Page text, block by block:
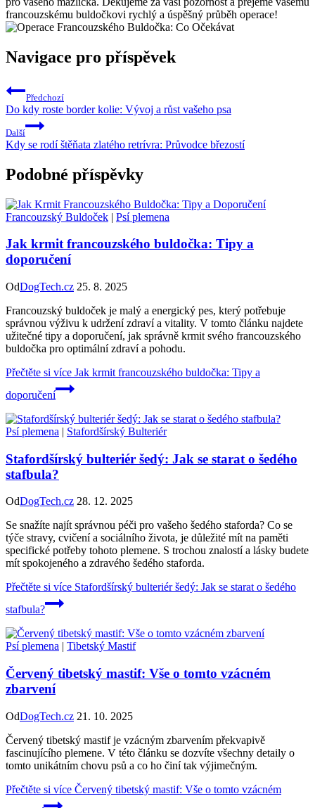
francouzskému buldočkovi rychlý a úspěšný průběh operace!
Navigace pro příspěvek
Předchozí
Do kdy roste border kolie: Vývoj a růst vašeho psa
Další
Kdy se rodí štěňata zlatého retrívra: Průvodce březostí
Podobné příspěvky
Francouzský Buldoček | Psí plemena
Jak krmit francouzského buldočka: Tipy a
doporučení
OdDogTech.cz 25. 8. 2025
Francouzský buldoček je malý a energický pes, který potřebuje
správnou výživu k udržení zdraví a vitality. V tomto článku najdete
užitečné tipy a doporučení, jak správně krmit svého francouzského
buldočka pro optimální zdraví a pohodu.
Přečtěte si více Jak krmit francouzského buldočka: Tipy a
doporučení
Psí plemena | Stafordšírský Bulteriér
Stafordšírský bulteriér šedý: Jak se starat o šedého
stafbula?
OdDogTech.cz 28. 12. 2025
Se snažíte najít správnou péči pro vašeho šedého staforda? Co se
týče stravy, cvičení a sociálního života, je důležité mít na paměti
specifické potřeby tohoto plemene. S trochou znalostí a lásky budete
mít spokojeného a zdravého šedého staforda.
Přečtěte si více Stafordšírský bulteriér šedý: Jak se starat o šedého
stafbula?
Psí plemena | Tibetský Mastif
Červený tibetský mastif: Vše o tomto vzácném
zbarvení
OdDogTech.cz 21. 10. 2025
Červený tibetský mastif je vzácným zbarvením překvapivě
fascinujícího plemene. V této článku se dozvíte všechny detaily o
tomto unikátním chovu psů a co ho činí tak výjimečným.
Přečtěte si více Červený tibetský mastif: Vše o tomto vzácném